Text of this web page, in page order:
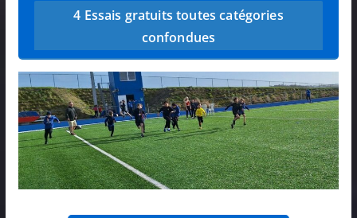
4 Essais gratuits toutes catégories
confondues